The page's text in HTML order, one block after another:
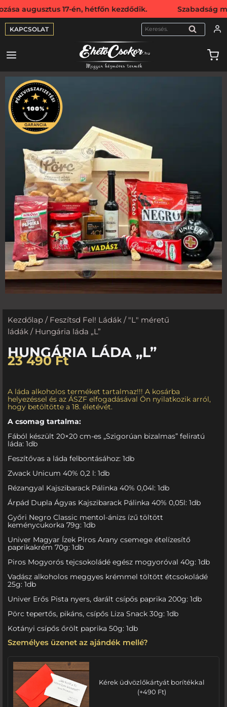
én, hétfőn kezdődik. Szabadság miatt
KAPCSOLAT KERESÉS
Kezdőlap / Feszítsd Fel! Ládák / "L" méretű
ládák / Hungária láda „L”
HUNGÁRIA LÁDA „L”
23 490Ft
A láda alkoholos terméket tartalmaz!!! A kosárba
helyezéssel és az ÁSZF elfogadásával Ön nyilatkozik arról,
hogy betöltötte a 18. életévét.
A csomag tartalma:
Fából készült 20×20 cm-es „Szigorúan bizalmas” feliratú
láda: 1db
Feszítővas a láda felbontásához: 1db
Zwack Unicum 40% 0,2 l: 1db
Rézangyal Kajszibarack Pálinka 40% 0,04l: 1db
Árpád Dupla Ágyas Kajszibarack Pálinka 40% 0,05l: 1db
Győri Negro Classic mentol-ánizs ízű töltött
keménycukorka 79g: 1db
Univer Magyar Ízek Piros Arany csemege ételízesítő
paprikakrém 70g: 1db
Piros Mogyorós tejcsokoládé egész mogyoróval 40g: 1db
Vadász alkoholos meggyes krémmel töltött étcsokoládé
25g: 1db
Univer Erős Pista nyers, darált csípős paprika 200g: 1db
Pörc tepertős, pikáns, csípős Liza Snack 30g: 1db
Kotányi csípős őrölt paprika 50g: 1db
Személyes üzenet az ajándék mellé?
Kérek üdvözlőkártyát borítékkal
(+490 Ft)